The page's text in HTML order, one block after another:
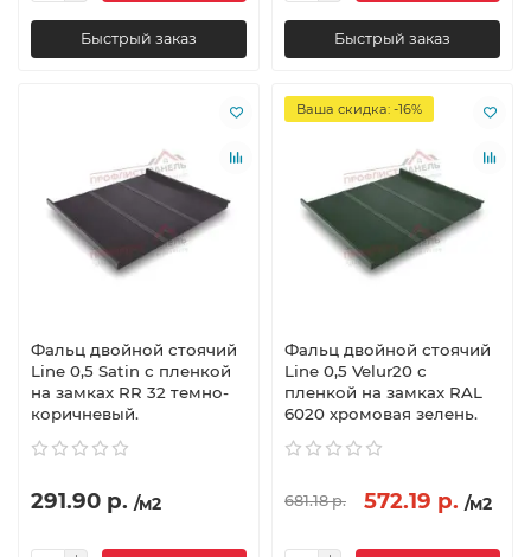
Быстрый заказ Быстрый заказ
Фальц двойной стоячий
Line 0,5 Satin с пленкой
на замках RR 32 темно-
коричневый.
291.90 р. /м2
Ваша скидка: -16%
Фальц двойной стоячий
Line 0,5 Velur20 с
пленкой на замках RAL
6020 хромовая зелень.
681.18 р. 572.19 р. /м2